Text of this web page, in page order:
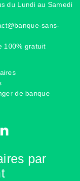
du Lundi au Samedi
sans-
100% gratuit
de banque
par